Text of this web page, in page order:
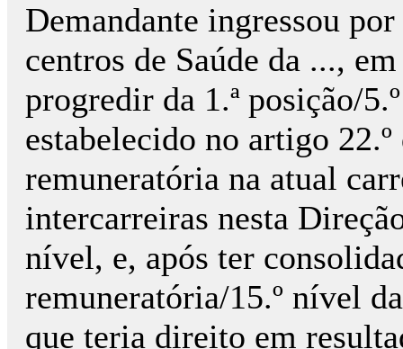
Demandante ingressou
centros de Saúde da ...,
progredir da 1.ª posição/
estabelecido no artigo
remuneratória na atual
intercarreiras nesta
nível, e, após ter
remuneratória/15.º nível
que teria direito em